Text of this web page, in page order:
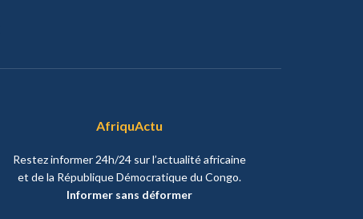
AfriquActu
Restez informer 24h/24 sur l’actualité africaine
et de la République Démocratique du Congo.
Informer sans déformer